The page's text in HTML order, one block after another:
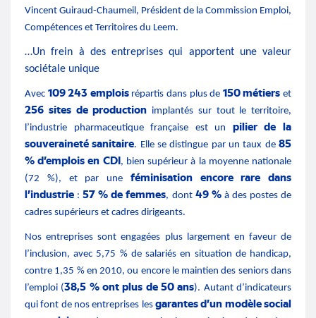
Vincent Guiraud-Chaumeil, Président de la Commission Emploi,
Compétences et Territoires du Leem.
…Un frein à des entreprises qui apportent une valeur
sociétale unique
Avec 109 243 emploisrépartis dans plus de 150 métiers et
256 sites de production implantés sur tout le territoire,
l’industrie pharmaceutique française est un pilier de la
souveraineté sanitaire. Elle se distingue par un taux de85
% d’emplois en CDI, bien supérieur à la moyenne nationale
(72 %), et par une féminisation encore rare dans
l’industrie :57 % de femmes, dont 49 %à des postes de
cadres supérieurs et cadres dirigeants.
Nos entreprises sont engagées plus largement en faveur de
l’inclusion, avec 5,75 % de salariés en situation de handicap,
contre 1,35 % en 2010, ou encore le maintien des seniors dans
l’emploi (38,5 % ont plus de 50 ans). Autant d’indicateurs
qui font de nos entreprises les garantes d’un modèle social